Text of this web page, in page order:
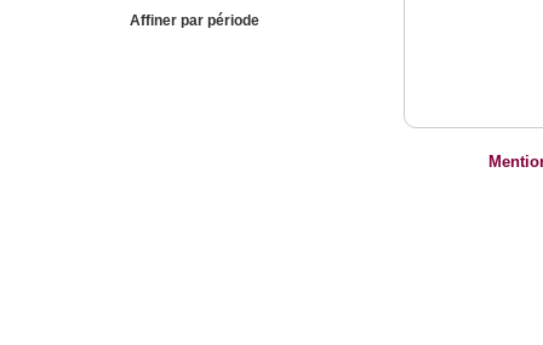
Affiner par période